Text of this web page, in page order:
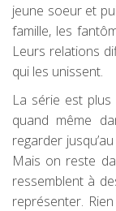
jeune soeur et
famille, les
Leurs relations
qui les unissent.
La série est
quand même
regarder
Mais on reste
ressemblent à
représenter.